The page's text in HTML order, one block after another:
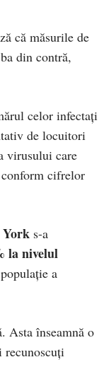
că măsurile de
din contră,
celor infectați
de locuitori
virusului care
cifrelor
York s-a
la nivelul
a
Asta înseamnă o